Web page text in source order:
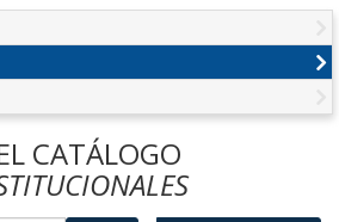
CATÁLOGO